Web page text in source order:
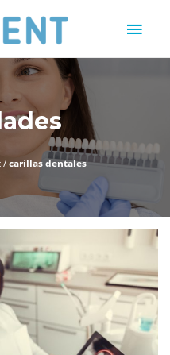
/carillas dentales